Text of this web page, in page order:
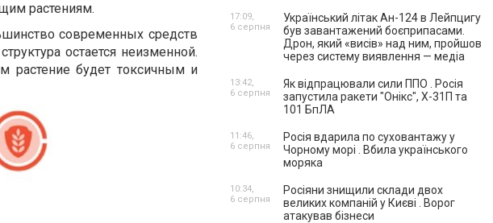
растениям.
современных средств
остается неизменной.
растение будет токсичным и
Український літак Ан-124 в Лейпцигу
був завантажений боєприпасами.
Дрон, який «висів» над ним, пройшов
через систему виявлення — медіа
17:09,
6 серпня
Як відпрацювали сили ППО . Росія
запустила ракети "Онікс", Х-31П та
101 БпЛА
13:42,
6 серпня
Росія вдарила по суховантажу у
Чорному морі . Вбила українського
моряка
11:46,
6 серпня
Росіяни знищили склади двох
великих компаній у Києві . Ворог
атакував бізнеси
10:34,
6 серпня